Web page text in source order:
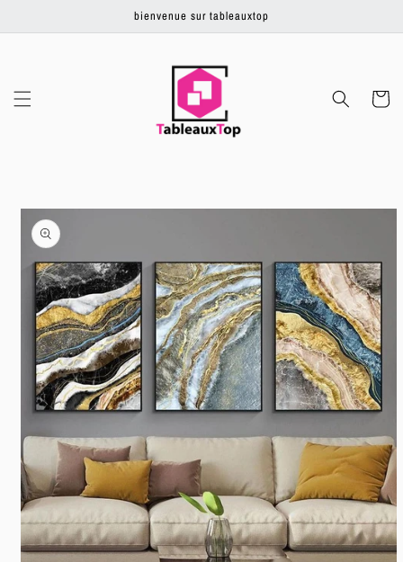
contenu
bienvenue sur tableauxtop
Panier
Passer aux
informations
produits